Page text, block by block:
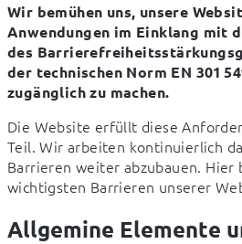
Wir bemühen uns, unsere
Anwendungen im Einklang mit
des
der technischen Norm EN 301
zugänglich zu machen.
Die Website erfüllt diese
Teil. Wir arbeiten kontinuierlich
Barrieren weiter abzubauen. Hier
wichtigsten Barrieren unserer
Allgemine Elemente